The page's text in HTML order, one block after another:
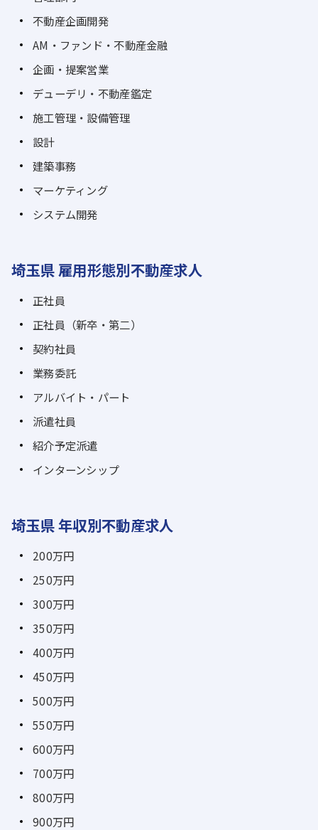
不動産企画開発
AM・ファンド・不動産金融
企画・提案営業
デューデリ・不動産鑑定
施工管理・設備管理
設計
建築事務
マーケティング
システム開発
埼玉県 雇用形態別不動産求人
正社員
正社員（新卒・第二）
契約社員
業務委託
アルバイト・パート
派遣社員
紹介予定派遣
インターンシップ
埼玉県 年収別不動産求人
200万円
250万円
300万円
350万円
400万円
450万円
500万円
550万円
600万円
700万円
800万円
900万円